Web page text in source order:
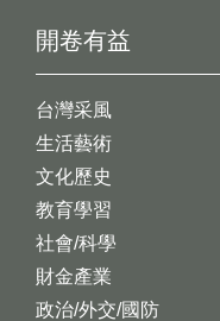
開卷有益
台灣采風
生活藝術
文化歷史
教育學習
社會/科學
財金產業
政治/外交/國防